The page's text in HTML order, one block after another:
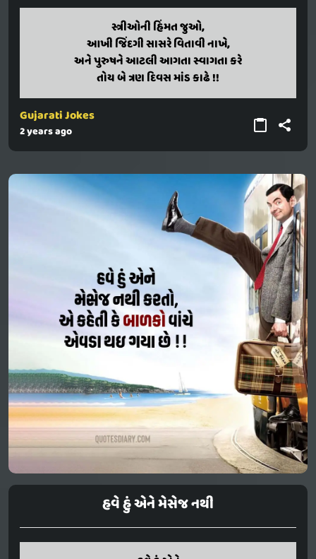
સ્ત્રીઓની હિંમત જુઓ,
આખી જિંદગી સાસરે વિતાવી નાખે,
અને પુરુષને આટલી આગતા સ્વાગતા કરે
તોય બે ત્રણ દિવસ માંડ કાઢે !!
strioni himmat juo,
aakhi jindagi sasare vitavi nakhe,
ane purushane atali aagata svagata kare
toy be tran divas mand kadhe !!
Gujarati Jokes
2 years ago
હવે હું એને મેસેજ નથી